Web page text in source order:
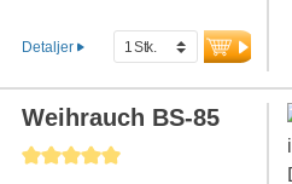
mer information om
buffrat vitamin C
Detaljer
Genomsnittligt betyg på 5 av 5 stjärnor
Weihrauch BS-85